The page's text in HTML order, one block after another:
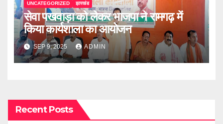
UNCATEGORIZED झारखंड
सेवा पखवाड़ा को लेकर भाजपा ने रामगढ़ में
किया कार्यशाला का आयोजन
SEP 9, 2025 ADMIN
Recent Posts